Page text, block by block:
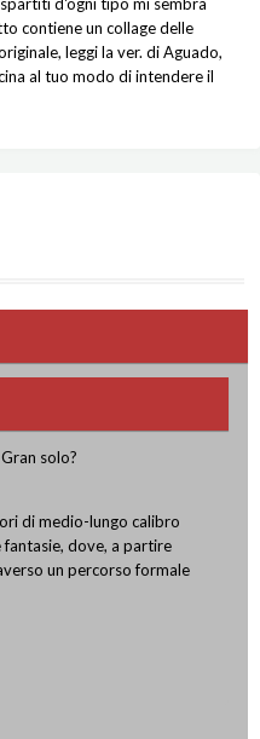
contiene un collage delle
leggi la ver. di Aguado,
al tuo modo di intendere il
solo?
di medio-lungo calibro
dove, a partire
un percorso formale